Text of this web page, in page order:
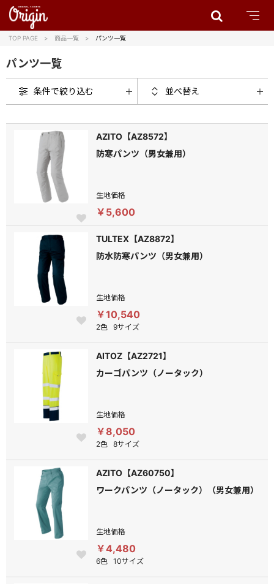
TOP PAGE 商品一覧 パンツ一覧
パンツ一覧
条件で絞り込む 並べ替え
AZITO【AZ8572】
防寒パンツ（男女兼用）
生地価格
￥5,600
TULTEX【AZ8872】
防水防寒パンツ（男女兼用）
生地価格
￥10,540
2色 9サイズ
AITOZ【AZ2721】
カーゴパンツ（ノータック）
生地価格
￥8,050
2色 8サイズ
AZITO【AZ60750】
ワークパンツ（ノータック）（男女兼用）
生地価格
￥4,480
6色 10サイズ